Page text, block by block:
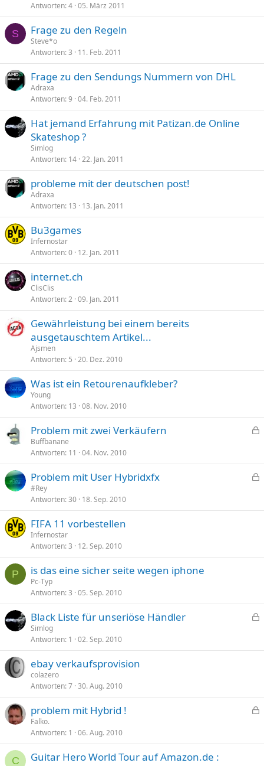
p
Antworten 4 05. März 2011
S Frage zu den Regeln
Steve*o
Antworten 3 11. Feb. 2011
Frage zu den Sendungs Nummern von DHL
Adraxa
Antworten 9 04. Feb. 2011
Hat jemand Erfahrung mit Patizan.de Online
Skateshop ?
Simlog
Antworten 14 22. Jan. 2011
probleme mit der deutschen post!
Adraxa
Antworten 13 13. Jan. 2011
Bu3games
Infernostar
Antworten 0 12. Jan. 2011
internet.ch
ClisClis
Antworten 2 09. Jan. 2011
Gewährleistung bei einem bereits
ausgetauschtem Artikel...
Ajsmen
Antworten 5 20. Dez. 2010
Was ist ein Retourenaufkleber?
Young
Antworten 13 08. Nov. 2010
p
e
Problem mit zwei Verkäufern
Buffbanane
Antworten 11 04. Nov. 2010
p
Problem mit User Hybridxfx
#Rey
Antworten 30 18. Sep. 2010
FIFA 11 vorbestellen
Infernostar
Antworten 3 12. Sep. 2010
P is das eine sicher seite wegen iphone
Pc-Typ
Antworten 3 05. Sep. 2010
p
Black Liste für unseriöse Händler
Simlog
Antworten 1 02. Sep. 2010
ebay verkaufsprovision
colazero
Antworten 7 30. Aug. 2010
p
problem mit Hybrid !
Falko.
Antworten 1 06. Aug. 2010
C
Guitar Hero World Tour auf Amazon.de :